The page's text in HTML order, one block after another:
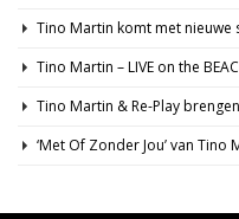
Tino Martin komt met nieuwe
Tino Martin – LIVE on the
Tino Martin & Re-Play
‘Met Of Zonder Jou’ van